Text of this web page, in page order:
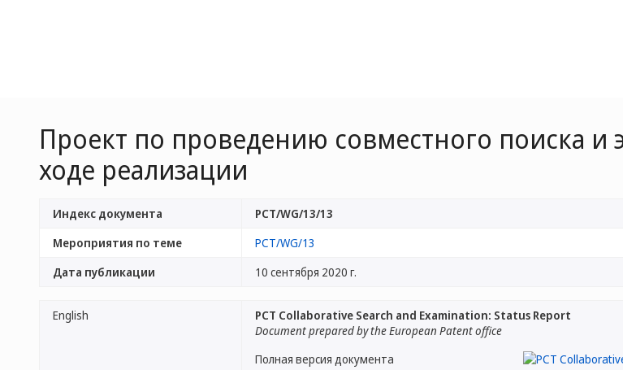
Проект по проведению совместного поиска и
ходе реализации
Индекс документа
PCT/WG/13/13
Мероприятия по теме
PCT/WG/13
Дата публикации
10 сентября 2020 г.
English
PCT Collaborative Search and Examination: Status Report
Document prepared by the European Patent office
Полная версия документа